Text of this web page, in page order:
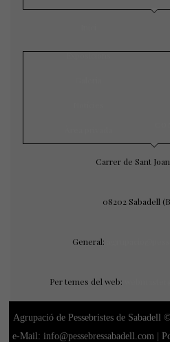
Exposicions
Carrer de Sant
08202 Sabadell
General:
Per temes del web:
Agrupació de Pessebristes de Sabadell
e-Mail: info@pessebressabadell.com |